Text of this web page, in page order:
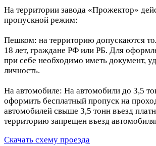
На территории завода «Прожектор»
пропускной режим:
Пешком: на территорию допускаются
18 лет, граждане РФ или РБ. Для
при себе необходимо иметь документ,
личность.
На автомобиле: На автомобили до 3,5
оформить бесплатный пропуск на
автомобилей свыше 3,5 тонн въезд
территорию запрещен въезд
Скачать схему проезда